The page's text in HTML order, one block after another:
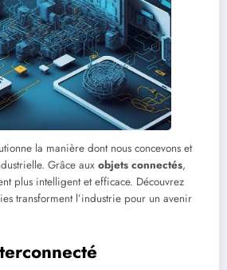
la manière dont nous concevons et
Grâce aux objets connectés,
plus intelligent et efficace. Découvrez
transforment l’industrie pour un avenir